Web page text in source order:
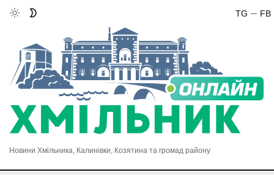
FB
TG
Новини Хмільника, Калинівки, Козятина та громад району